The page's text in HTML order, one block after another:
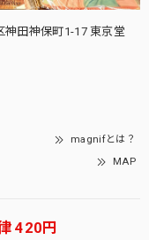
神田神保町1-17 東京堂
magnifとは？
MAP
420円